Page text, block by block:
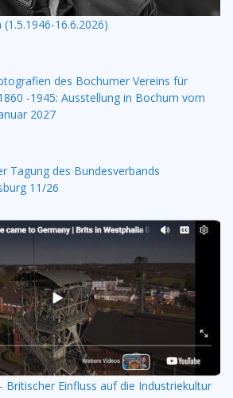
16.6.2026)
des Bochumer Vereins für
-1945: Ausstellung in Bochum vom
2027
Tagung des Bundesverbands
11/26
Britischer Einfluss auf die Industriekultur